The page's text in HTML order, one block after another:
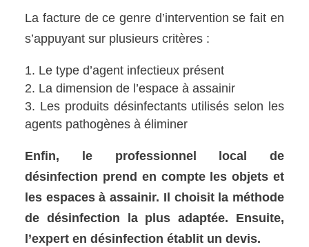
La facture de ce genre d’intervention se fait en
s’appuyant sur plusieurs critères :
Le type d’agent infectieux présent
La dimension de l’espace à assainir
Les produits désinfectants utilisés selon les
agents pathogènes à éliminer
Enfin, le professionnel local de
désinfection prend en compte les objets et
les espaces à assainir. Il choisit la méthode
de désinfection la plus adaptée. Ensuite,
l’expert en désinfection établit un devis.